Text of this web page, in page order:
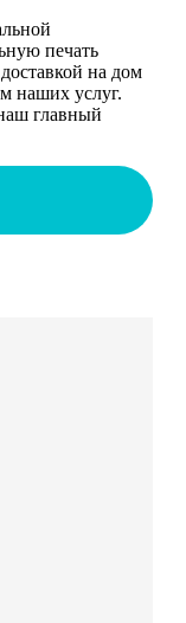
печать
на дом
наших услуг.
главный